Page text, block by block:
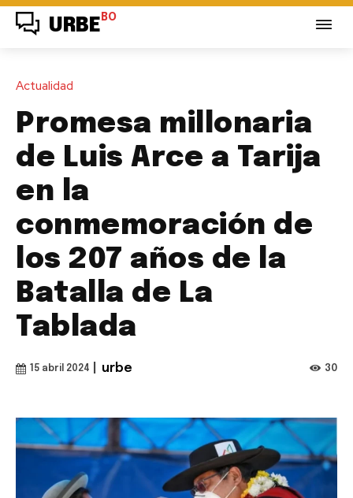
URBE BO
Actualidad
Promesa millonaria
de Luis Arce a Tarija
en la
conmemoración de
los 207 años de la
Batalla de La
Tablada
15 abril 2024 urbe 30